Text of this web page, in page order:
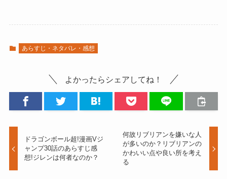
あらすじ・ネタバレ・感想
よかったらシェアしてね！
ドラゴンボール超!漫画Vジ
ャンプ30話のあらすじ感
想!ジレンは何者なのか？
何故リブリアンを嫌いな人
が多いのか？リブリアンの
かわいい点や良い所を考え
る